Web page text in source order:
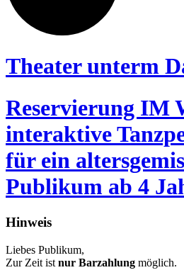
Theater unterm
Reservierung IM
interaktive
für ein
Publikum ab 4
Hinweis
Liebes Publikum,
Zur Zeit ist nur Barzahlung möglich.